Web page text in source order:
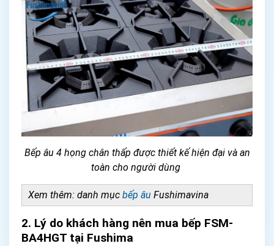
Bếp âu 4 họng chân thấp được thiết kế hiện đại và an
toàn cho người dùng
Xem thêm: danh mục bếp âu Fushimavina
2. Lý do khách hàng nên mua bếp FSM-
BA4HGT tại Fushima